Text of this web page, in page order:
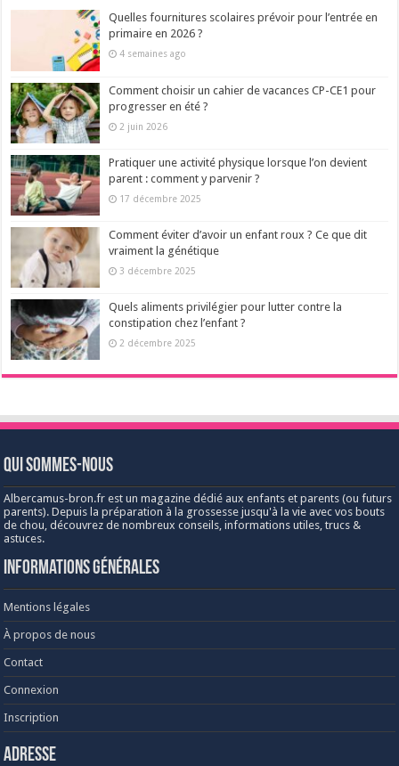
Quelles fournitures scolaires prévoir pour l’entrée en
primaire en 2026 ?
4 semaines ago
Comment choisir un cahier de vacances CP-CE1 pour
progresser en été ?
2 juin 2026
Pratiquer une activité physique lorsque l’on devient
parent : comment y parvenir ?
17 décembre 2025
Comment éviter d’avoir un enfant roux ? Ce que dit
vraiment la génétique
3 décembre 2025
Quels aliments privilégier pour lutter contre la
constipation chez l’enfant ?
2 décembre 2025
Qui sommes-nous
Albercamus-bron.fr est un magazine dédié aux enfants et parents (ou futurs
parents). Depuis la préparation à la grossesse jusqu'à la vie avec vos bouts
de chou, découvrez de nombreux conseils, informations utiles, trucs &
astuces.
Informations générales
Mentions légales
À propos de nous
Contact
Connexion
Inscription
Adresse